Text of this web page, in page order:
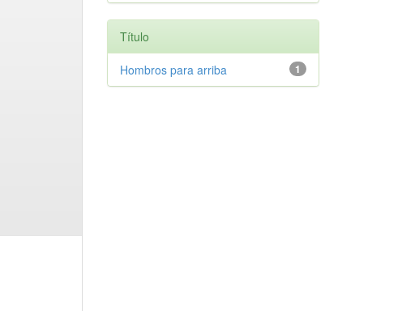
Título
1
Hombros para arriba